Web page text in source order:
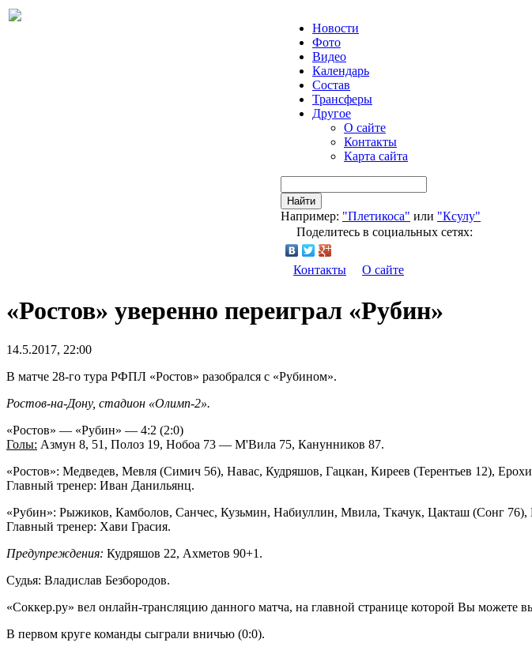
Новости
Фото
Видео
Календарь
Состав
Трансферы
Другое
О сайте
Контакты
Карта сайта
Найти
Например: "Плетикоса" или "Ксулу"
Поделитесь в социальных сетях:
Контакты О сайте
«Ростов» уверенно переиграл «Рубин»
14.5.2017, 22:00
В матче 28-го тура РФПЛ «Ростов» разобрался с «Рубином».
Ростов-на-Дону, стадион «Олимп-2».
«Ростов» — «Рубин» — 4:2 (2:0)
Голы: Азмун 8, 51, Полоз 19, Нобоа 73 — М'Вила 75, Канунников 87.
«Ростов»: Медведев, Мевля (Симич 56), Навас, Кудряшов, Гацкан, Киреев (Терентьев 12),
Главный тренер: Иван Данильянц.
«Рубин»: Рыжиков, Камболов, Санчес, Кузьмин, Набиуллин, Мвила, Ткачук, Цакташ (Сонг
Главный тренер: Хави Грасия.
Предупреждения: Кудряшов 22, Ахметов 90+1.
Судья: Владислав Безбородов.
«Соккер.ру» вел онлайн-трансляцию данного матча, на главной странице которой Вы можете
В первом круге команды сыграли вничью (0:0).